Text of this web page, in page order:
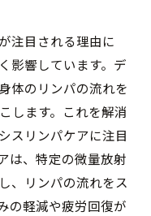
注目される理由に
影響しています。デ
体のリンパの流れを
します。これを解消
スリンパケアに注目
は、特定の微量放射
、リンパの流れをス
の軽減や疲労回復が